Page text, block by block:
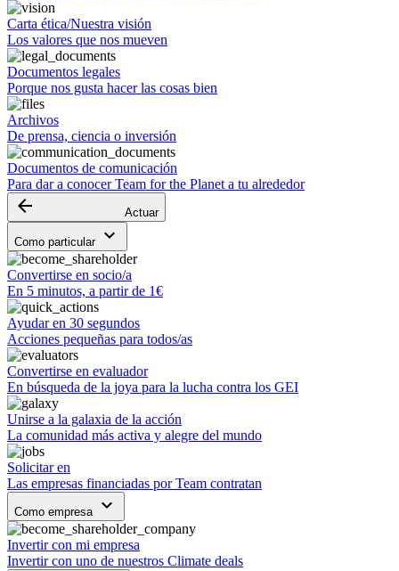
Carta ética/Nuestra visión
Los valores que nos mueven
Documentos legales
Porque nos gusta hacer las cosas bien
Archivos
De prensa, ciencia o inversión
Documentos de comunicación
Para dar a conocer Team for the Planet a tu alrededor
arrow_backward Actuar
Como particular keyboard_arrow_down
Convertirse en socio/a
En 5 minutos, a partir de 1€
Ayudar en 30 segundos
Acciones pequeñas para todos/as
Convertirse en evaluador
En búsqueda de la joya para la lucha contra los GEI
Unirse a la galaxia de la acción
La comunidad más activa y alegre del mundo
Solicitar en
Las empresas financiadas por Team contratan
Como empresa keyboard_arrow_down
Invertir con mi empresa
Invertir con uno de nuestros Climate deals